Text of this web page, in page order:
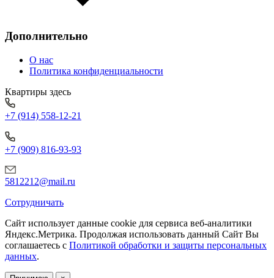
Дополнительно
О нас
Политика конфиденциальности
Квартиры здесь
+7 (914) 558-12-21
+7 (909) 816-93-93
5812212@mail.ru
Сотрудничать
Сайт использует данные cookie для сервиса веб-аналитики
Яндекс.Метрика. Продолжая использовать данный Сайт Вы
соглашаетесь с Политикой обработки и защиты персональных
данных.